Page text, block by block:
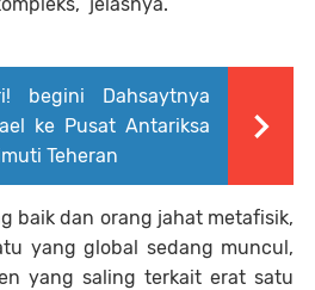
begini Dahsaytnya
ke Pusat Antariksa
Teheran
baik dan orang jahat metafisik,
yang global sedang muncul,
yang saling terkait erat satu